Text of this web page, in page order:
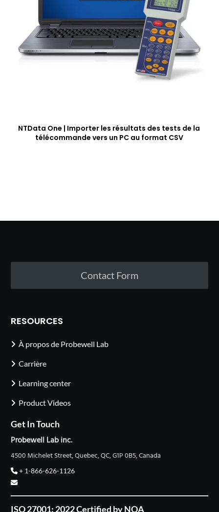
NTData One | Importer les résultats des tests de la
télécommande vers un PC au format CSV
Contact Form
RESOURCES
À propos de Probewell Lab
Carrière
Learning center
Product Videos
Get In Touch
Probewell Lab inc.
4500 Michelet Street, Quebec, QC, G1P 0B5, Canada
+ 1-866-626-1126
ISO 27001: 2022 Certified by NQA